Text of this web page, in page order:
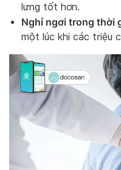
lưng tốt hơn.
Nghỉ ngơi trong thời
một lúc khi các triệu